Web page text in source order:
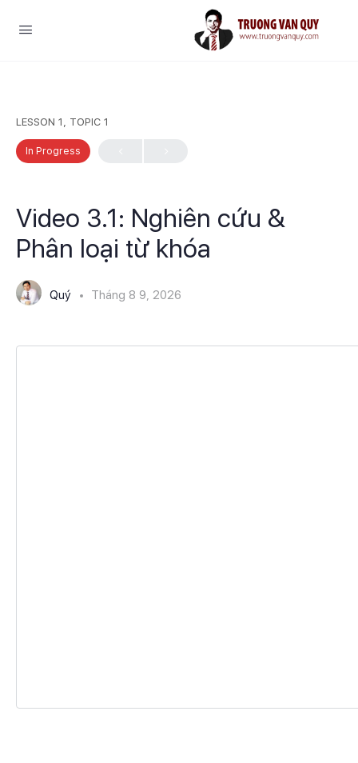
LESSON 1, TOPIC 1
In Progress
Video 3.1: Nghiên cứu &
Phân loại từ khóa
Quý Tháng 8 9, 2026